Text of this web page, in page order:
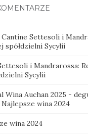
Cantine Settesoli i
spółdzielni Sycylii
i Mandrarossa:
Sycylii
Wina Auchan 2025 -
Najlepsze wina 2024
wina 2024